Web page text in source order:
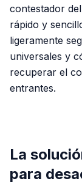
contestador
rápido y
ligeramente
universales y
recuperar el
entrantes.
La
para